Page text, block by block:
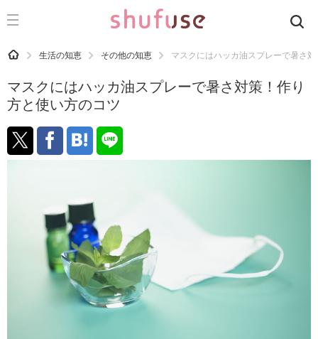
CATEGORY 記事カテゴリ
運気
洗濯
生活の知恵
マナー
趣味
食材辞典
HOME 生活の知恵 その他の知恵 マスクにはハッカ油スプレーで暑さ
マスクにはハッカ油スプレーで暑さ対策！作り
方と使い方のコツ